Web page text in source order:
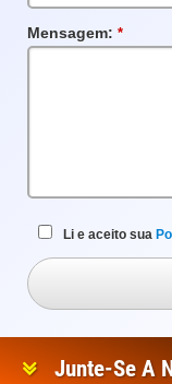
Mensagem:
Li e aceito sua
Junte-Se A